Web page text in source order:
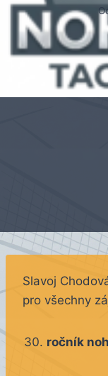
Slavoj
pro všechny
ročník